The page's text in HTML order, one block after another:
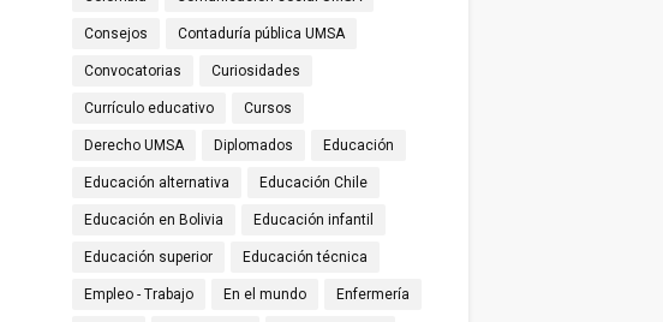
Consejos Contaduría pública UMSA
Convocatorias Curiosidades
Currículo educativo Cursos
Derecho UMSA Diplomados Educación
Educación alternativa Educación Chile
Educación en Bolivia Educación infantil
Educación superior Educación técnica
Empleo - Trabajo En el mundo Enfermería